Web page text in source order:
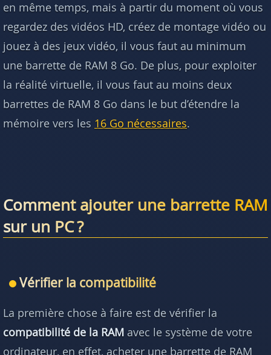
en même temps, mais à partir du moment où vous
regardez des vidéos HD, créez de montage vidéo ou
jouez à des jeux vidéo, il vous faut au minimum
une barrette de RAM 8 Go. De plus, pour exploiter
la réalité virtuelle, il vous faut au moins deux
barrettes de RAM 8 Go dans le but d’étendre la
mémoire vers les 16 Go nécessaires.
Comment ajouter une barrette RAM
sur un PC ?
Vérifier la compatibilité
La première chose à faire est de vérifier la
compatibilité de la RAM avec le système de votre
ordinateur, en effet, acheter une barrette de RAM